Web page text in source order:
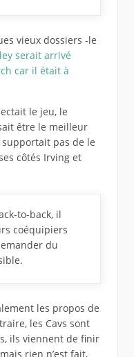
vieux dossiers -le
serait arrivé
car il était à
le jeu, le
être le meilleur
pas de le
côtés Irving et
to-back, il
coéquipiers
du
les propos de
les Cavs sont
ils viennent de finir
rien n’est fait,